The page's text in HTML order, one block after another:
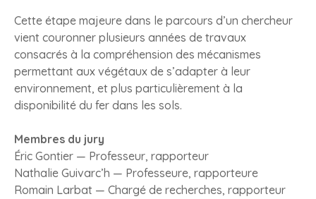
Cette étape majeure dans le parcours d’un chercheur
vient couronner plusieurs années de travaux
consacrés à la compréhension des mécanismes
permettant aux végétaux de s’adapter à leur
environnement, et plus particulièrement à la
disponibilité du fer dans les sols.
Membres du jury
Éric Gontier — Professeur, rapporteur
Nathalie Guivarc’h — Professeure, rapporteure
Romain Larbat — Chargé de recherches, rapporteur